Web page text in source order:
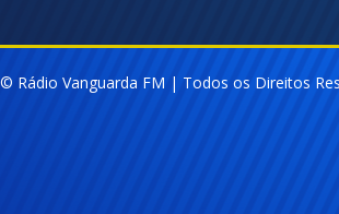
© Rádio Vanguarda FM | Todos os Direitos